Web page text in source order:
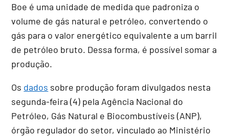
Boe é uma unidade de medida que padroniza o
volume de gás natural e petróleo, convertendo o
gás para o valor energético equivalente a um barril
de petróleo bruto. Dessa forma, é possível somar a
produção.
Os dados sobre produção foram divulgados nesta
segunda-feira (4) pela Agência Nacional do
Petróleo, Gás Natural e Biocombustíveis (ANP),
órgão regulador do setor, vinculado ao Ministério